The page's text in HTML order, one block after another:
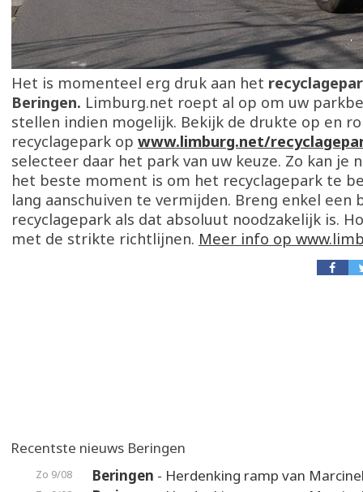
Het is momenteel erg druk aan het
Beringen. Limburg.net roept al op om uw
stellen indien mogelijk. Bekijk de drukte op en
recyclagepark op www.limburg.net/
selecteer daar het park van uw keuze. Zo kan je
het beste moment is om het recyclagepark te
lang aanschuiven te vermijden. Breng enkel een
recyclagepark als dat absoluut noodzakelijk is.
met de strikte richtlijnen. Meer info op
Recentste nieuws Beringen
Zo 9/08 Beringen - Herdenking ramp van